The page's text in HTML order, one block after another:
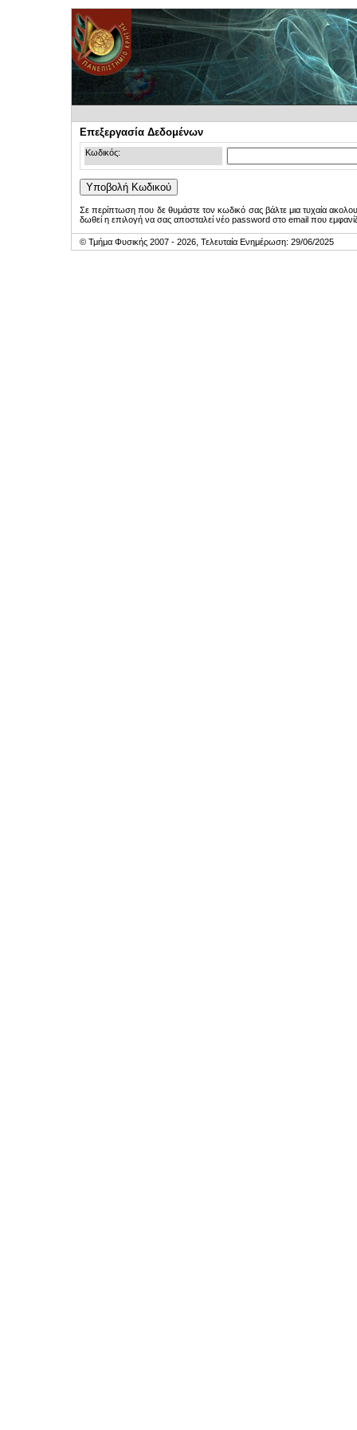
Επεξεργασία Δεδομένων
Κωδικός:
Σε περίπτωση που δε θυμάστε τον κωδικό σας βάλτε μια τυχαία
δωθεί η επιλογή να σας αποσταλεί νέο password στο email που
© Τμήμα Φυσικής 2007 - 2026, Τελευταία Ενημέρωση: 29/06/2025